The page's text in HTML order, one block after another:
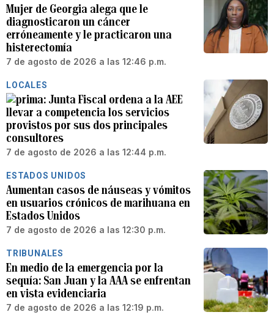
Mujer de Georgia alega que le
diagnosticaron un cáncer
erróneamente y le practicaron una
histerectomía
7 de agosto de 2026 a las 12:46 p.m.
LOCALES
Junta Fiscal ordena a la AEE
llevar a competencia los servicios
provistos por sus dos principales
consultores
7 de agosto de 2026 a las 12:44 p.m.
ESTADOS UNIDOS
Aumentan casos de náuseas y vómitos
en usuarios crónicos de marihuana en
Estados Unidos
7 de agosto de 2026 a las 12:30 p.m.
TRIBUNALES
En medio de la emergencia por la
sequía: San Juan y la AAA se enfrentan
en vista evidenciaria
7 de agosto de 2026 a las 12:19 p.m.